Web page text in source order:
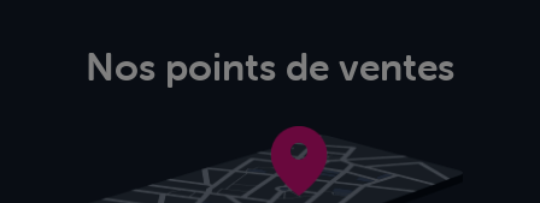
Nos points de ventes